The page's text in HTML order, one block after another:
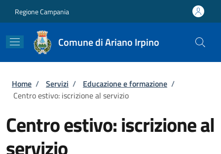
Regione Campania
Comune di Ariano Irpino
Briciole di pane
Home / Servizi / Educazione e formazione /
Centro estivo: iscrizione al servizio
Centro estivo: iscrizione al